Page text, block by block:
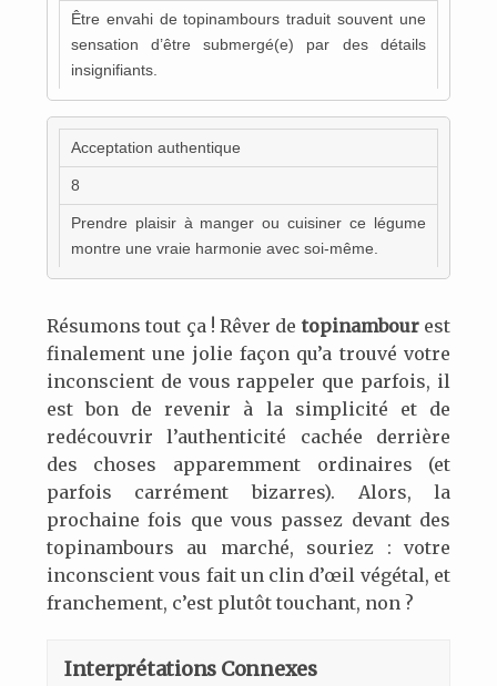
Être envahi de topinambours traduit souvent une
sensation d’être submergé(e) par des détails
insignifiants.
Acceptation authentique
8
Prendre plaisir à manger ou cuisiner ce légume
montre une vraie harmonie avec soi-même.
Résumons tout ça ! Rêver detopinambourest
finalement une jolie façon qu’a trouvé votre
inconscient de vous rappeler que parfois, il
est bon de revenir à la simplicité et de
redécouvrir l’authenticité cachée derrière
des choses apparemment ordinaires (et
parfois carrément bizarres). Alors, la
prochaine fois que vous passez devant des
topinambours au marché, souriez : votre
inconscient vous fait un clin d’œil végétal, et
franchement, c’est plutôt touchant, non ?
Interprétations Connexes